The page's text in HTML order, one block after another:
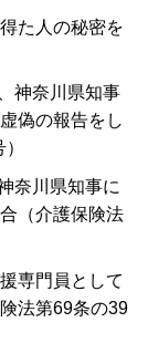
た人の秘密を
神奈川県知事
偽の報告をし
奈川県知事に
（介護保険法
専門員として
法第69条の39